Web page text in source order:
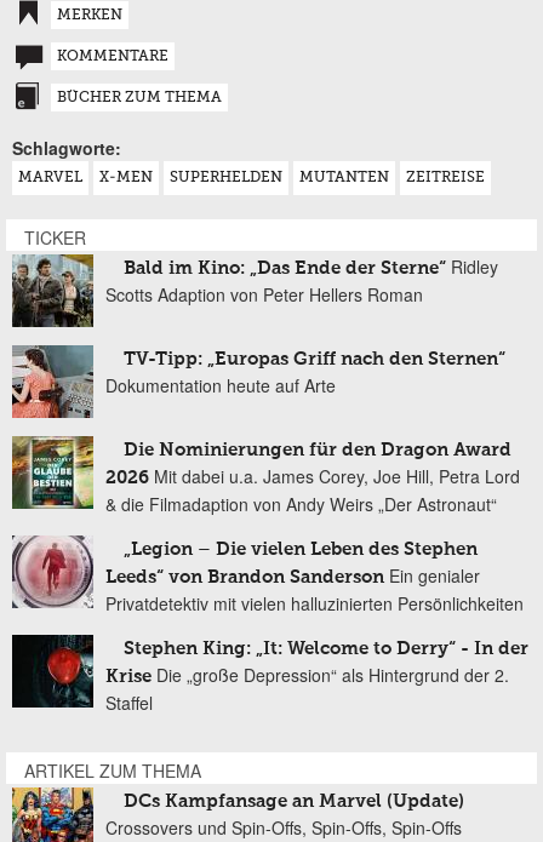
MERKEN
KOMMENTARE
BÜCHER ZUM THEMA
Schlagworte:
MARVEL X-MEN SUPERHELDEN MUTANTEN ZEITREISE
TICKER
Bald im Kino: „Das Ende der Sterne“ Ridley
Scotts Adaption von Peter Hellers Roman
TV-Tipp: „Europas Griff nach den Sternen“
Dokumentation heute auf Arte
Die Nominierungen für den Dragon Award
2026 Mit dabei u.a. James Corey, Joe Hill, Petra Lord
& die Filmadaption von Andy Weirs „Der Astronaut“
„Legion – Die vielen Leben des Stephen
Leeds“ von Brandon Sanderson Ein genialer
Privatdetektiv mit vielen halluzinierten Persönlichkeiten
Stephen King: „It: Welcome to Derry“ - In der
Krise Die „große Depression“ als Hintergrund der 2.
Staffel
ARTIKEL ZUM THEMA
DCs Kampfansage an Marvel (Update)
Crossovers und Spin-Offs, Spin-Offs, Spin-Offs